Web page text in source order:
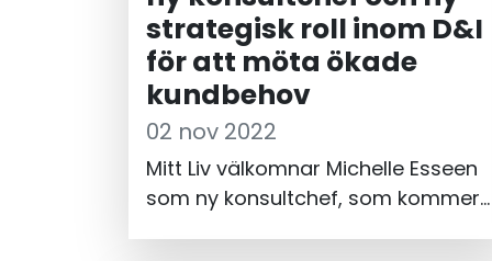
strategisk roll inom D&I
för att möta ökade
kundbehov
02 nov 2022
Mitt Liv välkomnar Michelle Esseen
som ny konsultchef, som kommer